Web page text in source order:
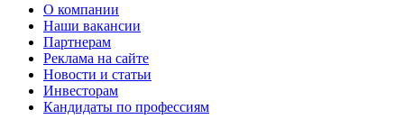
О компании
Наши вакансии
Партнерам
Реклама на сайте
Новости и статьи
Инвесторам
Кандидаты по профессиям